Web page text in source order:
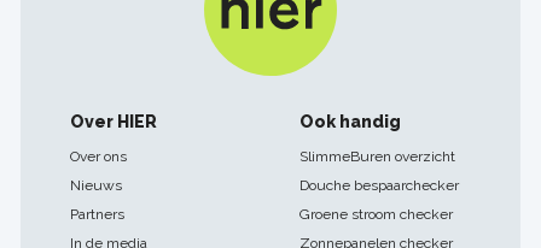
Footer
navigatie
Over HIER
Over ons
Nieuws
Partners
In de media
Ook handig
SlimmeBuren overzicht
Douche bespaarchecker
Groene stroom checker
Zonnepanelen checker